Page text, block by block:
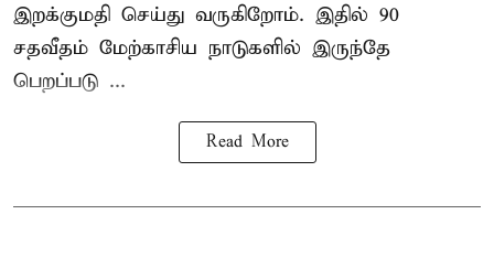
இறக்குமதி செய்து வருகிறோம். இதில் 90
சதவீதம் மேற்காசிய நாடுகளில் இருந்தே
பெறப்படு ...
Read More